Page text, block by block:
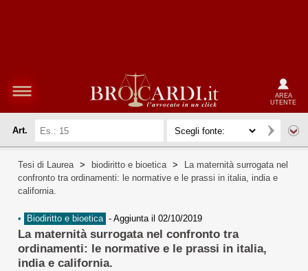
AREA
UTENTE
Art.
Tesi di Laurea > biodiritto e bioetica >
La maternità surrogata nel
confronto tra ordinamenti: le normative e le prassi in italia, india e
california.
• Biodiritto e bioetica - Aggiunta il 02/10/2019
La maternità surrogata nel confronto tra
ordinamenti: le normative e le prassi in italia,
india e california.